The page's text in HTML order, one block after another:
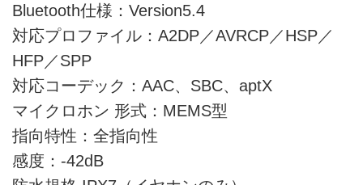
Bluetooth仕様：Version5.4
対応プロファイル：A2DP／AVRCP／HSP／
HFP／SPP
対応コーデック：AAC、SBC、aptX
マイクロホン 形式：MEMS型
指向特性：全指向性
感度：-42dB